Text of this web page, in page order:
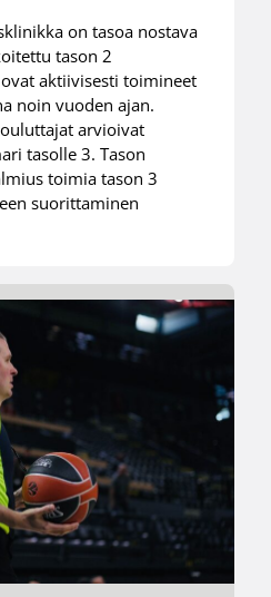
on tasoa nostava
tason 2
aktiivisesti toimineet
noin vuoden ajan.
arvioivat
tasolle 3. Tason
toimia tason 3
suorittaminen